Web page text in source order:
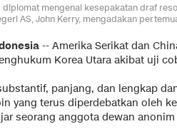
mengenai kesepakatan draf
AS, John Kerry, mengadakan
-- Amerika Serikat dan
Korea Utara akibat uji
panjang, dan lengkap
yang terus diperdebatkan oleh
seorang anggota dewan